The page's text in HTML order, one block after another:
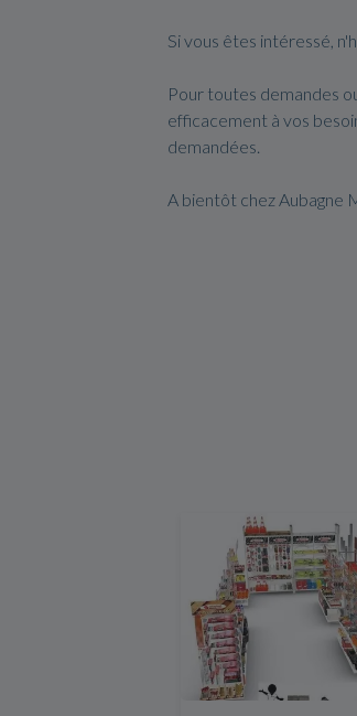
Si vous êtes intéressé,
Pour toutes demandes
efficacement à vos
demandées.
A bientôt chez Aubagne